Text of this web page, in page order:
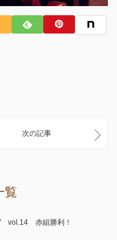
次の記事
覧
vol.14 赤組勝利！